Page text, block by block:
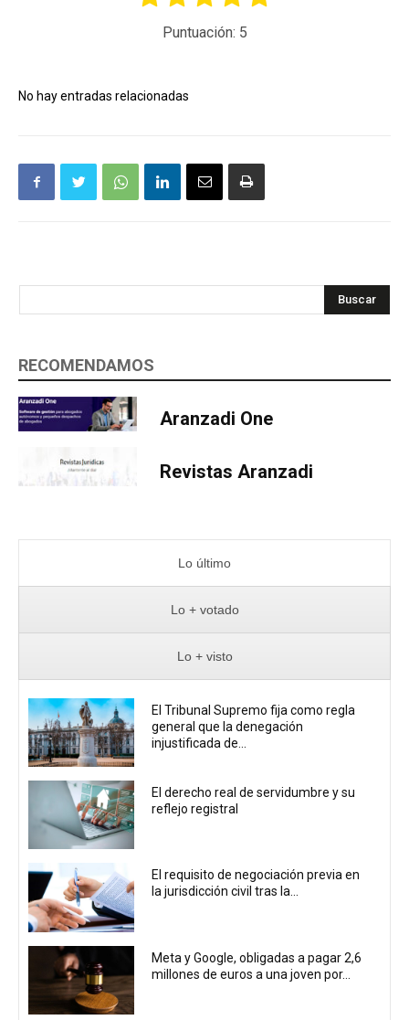
Puntuación: 5
No hay entradas relacionadas
Buscar
RECOMENDAMOS
Aranzadi One
Revistas Aranzadi
Lo último
Lo + votado
Lo + visto
El Tribunal Supremo fija como regla
general que la denegación
injustificada de...
El derecho real de servidumbre y su
reflejo registral
El requisito de negociación previa en
la jurisdicción civil tras la...
Meta y Google, obligadas a pagar 2,6
millones de euros a una joven por...